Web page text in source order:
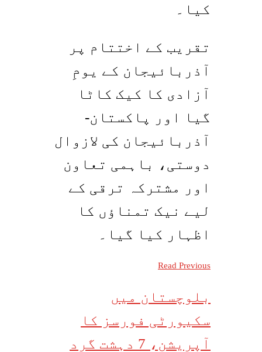
کیا۔
تقریب کے اختتام پر
آذربائیجان کے یومِ
آزادی کا کیک کاٹا
گیا اور پاکستان-
آذربائیجان کی لازوال
دوستی، باہمی تعاون
اور مشترکہ ترقی کے
لیے نیک تمناؤں کا
اظہار کیا گیا۔
Read Previous
بلوچستان میں
سکیورٹی فورسز کا
آپریشن، 7 دہشت گرد